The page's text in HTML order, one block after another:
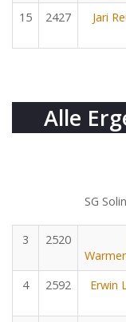
15 2427 Jari
Alle
SG
3
2520
4 2592 Erwin